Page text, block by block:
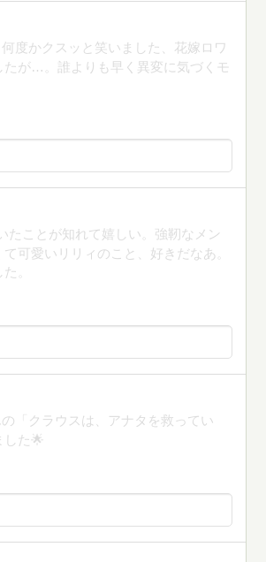
度かクスッと笑いました、花嫁ロワ
が…。誰よりも早く異変に気づくモ
たことが知れて嬉しい。強靭なメン
可愛いリリィのこと、好きだなあ。
。
「クラウスは、アナタを救ってい
た🌟